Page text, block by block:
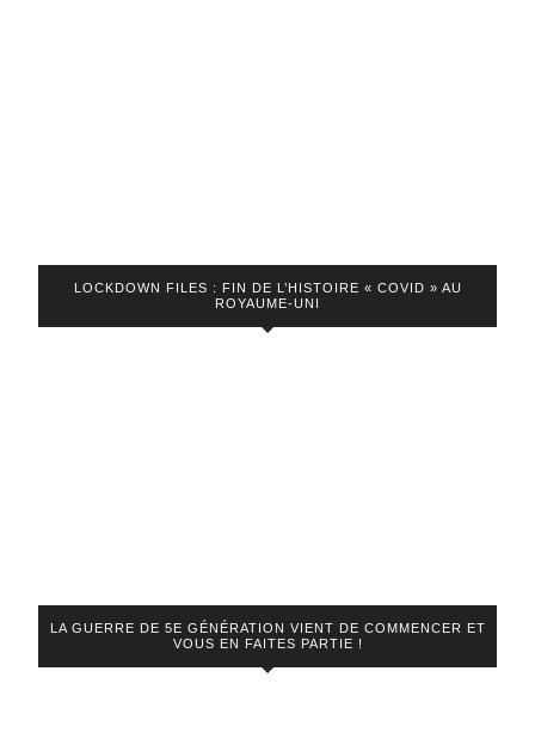
LOCKDOWN FILES : FIN DE L’HISTOIRE « COVID » AU
ROYAUME-UNI
LA GUERRE DE 5E GÉNÉRATION VIENT DE COMMENCER ET
VOUS EN FAITES PARTIE !